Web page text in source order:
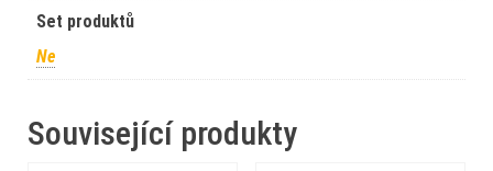
Set produktů
Ne
Související produkty